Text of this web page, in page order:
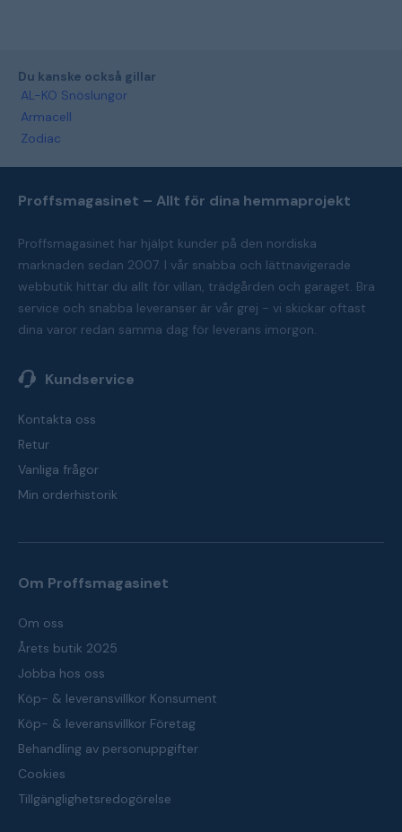
Du kanske också gillar
AL-KO Snöslungor
Armacell
Zodiac
Proffsmagasinet – Allt för dina hemmaprojekt
Proffsmagasinet har hjälpt kunder på den nordiska
marknaden sedan 2007. I vår snabba och lättnavigerade
webbutik hittar du allt för villan, trädgården och garaget. Bra
service och snabba leveranser är vår grej - vi skickar oftast
dina varor redan samma dag för leverans imorgon.
Kundservice
Kontakta oss
Retur
Vanliga frågor
Min orderhistorik
Om Proffsmagasinet
Om oss
Årets butik 2025
Jobba hos oss
Köp- & leveransvillkor Konsument
Köp- & leveransvillkor Företag
Behandling av personuppgifter
Cookies
Tillgänglighetsredogörelse